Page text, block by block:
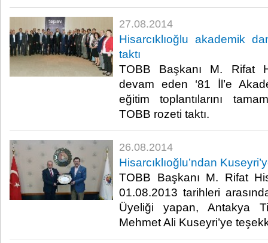
27.08.2014
Hisarcıklıoğlu akademik
taktı
TOBB Başkanı M. Rifat
devam eden ‘81 İl’e
eğitim toplantılarını
TOBB rozeti taktı.​
26.08.2014
Hisarcıklıoğlu’ndan
TOBB Başkanı M. Rifat
01.08.2013 tarihleri
Üyeliği yapan, Antakya
Mehmet Ali Kuseyri’ye